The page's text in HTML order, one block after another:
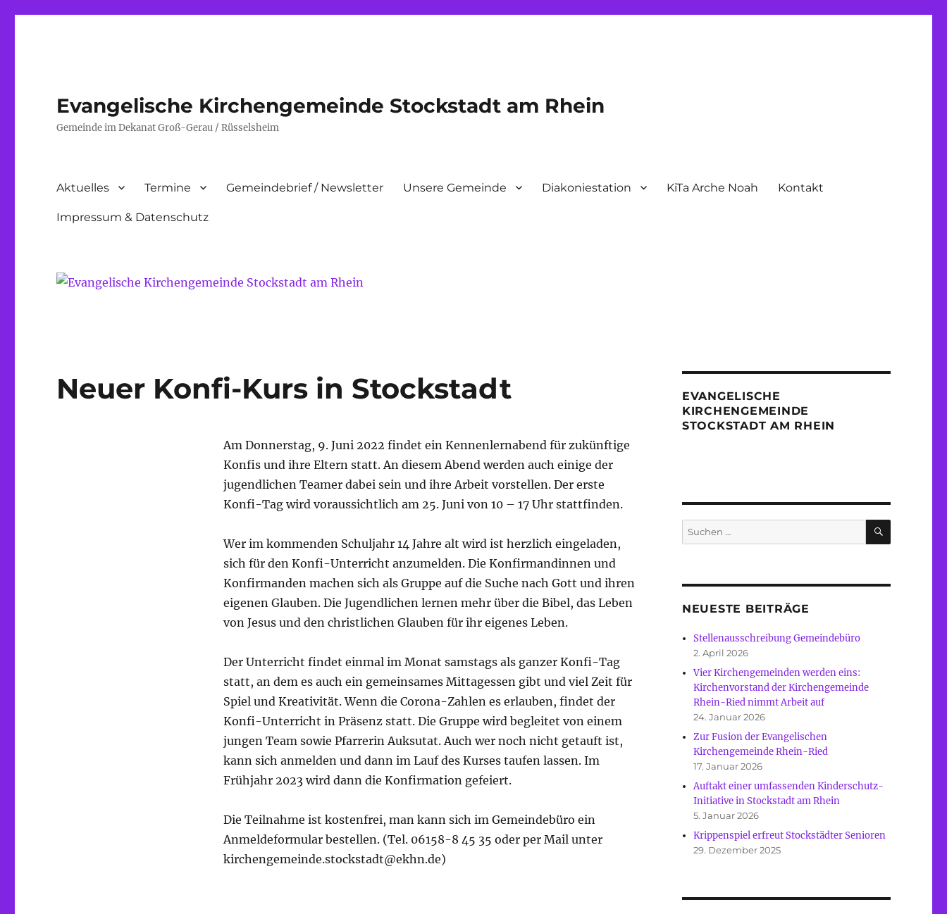
Evangelische Kirchengemeinde Stockstadt am Rhein
Gemeinde im Dekanat Groß-Gerau / Rüsselsheim
Aktuelles Termine Gemeindebrief / Newsletter Unsere Gemeinde Diakoniestation KiTa Arche Noah Kontakt
Impressum & Datenschutz
Neuer Konfi-Kurs in Stockstadt
Am Donnerstag, 9. Juni 2022 findet ein Kennenlernabend für zukünftige
Konfis und ihre Eltern statt. An diesem Abend werden auch einige der
jugendlichen Teamer dabei sein und ihre Arbeit vorstellen. Der erste
Konfi-Tag wird voraussichtlich am 25. Juni von 10 – 17 Uhr stattfinden.
Wer im kommenden Schuljahr 14 Jahre alt wird ist herzlich eingeladen,
sich für den Konfi-Unterricht anzumelden. Die Konfirmandinnen und
Konfirmanden machen sich als Gruppe auf die Suche nach Gott und ihren
eigenen Glauben. Die Jugendlichen lernen mehr über die Bibel, das Leben
von Jesus und den christlichen Glauben für ihr eigenes Leben.
Der Unterricht findet einmal im Monat samstags als ganzer Konfi-Tag
statt, an dem es auch ein gemeinsames Mittagessen gibt und viel Zeit für
Spiel und Kreativität. Wenn die Corona-Zahlen es erlauben, findet der
Konfi-Unterricht in Präsenz statt. Die Gruppe wird begleitet von einem
jungen Team sowie Pfarrerin Auksutat. Auch wer noch nicht getauft ist,
kann sich anmelden und dann im Lauf des Kurses taufen lassen. Im
Frühjahr 2023 wird dann die Konfirmation gefeiert.
Die Teilnahme ist kostenfrei, man kann sich im Gemeindebüro ein
Anmeldeformular bestellen. (Tel. 06158-8 45 35 oder per Mail unter
kirchengemeinde.stockstadt@ekhn.de)
EVANGELISCHE
KIRCHENGEMEINDE
STOCKSTADT AM RHEIN
Suche
nach:
SUCHEN
NEUESTE BEITRÄGE
Stellenausschreibung Gemeindebüro
2. April 2026
Vier Kirchengemeinden werden eins:
Kirchenvorstand der Kirchengemeinde
Rhein-Ried nimmt Arbeit auf
24. Januar 2026
Zur Fusion der Evangelischen
Kirchengemeinde Rhein-Ried
17. Januar 2026
Auftakt einer umfassenden Kinderschutz-
Initiative in Stockstadt am Rhein
5. Januar 2026
Krippenspiel erfreut Stockstädter Senioren
29. Dezember 2025